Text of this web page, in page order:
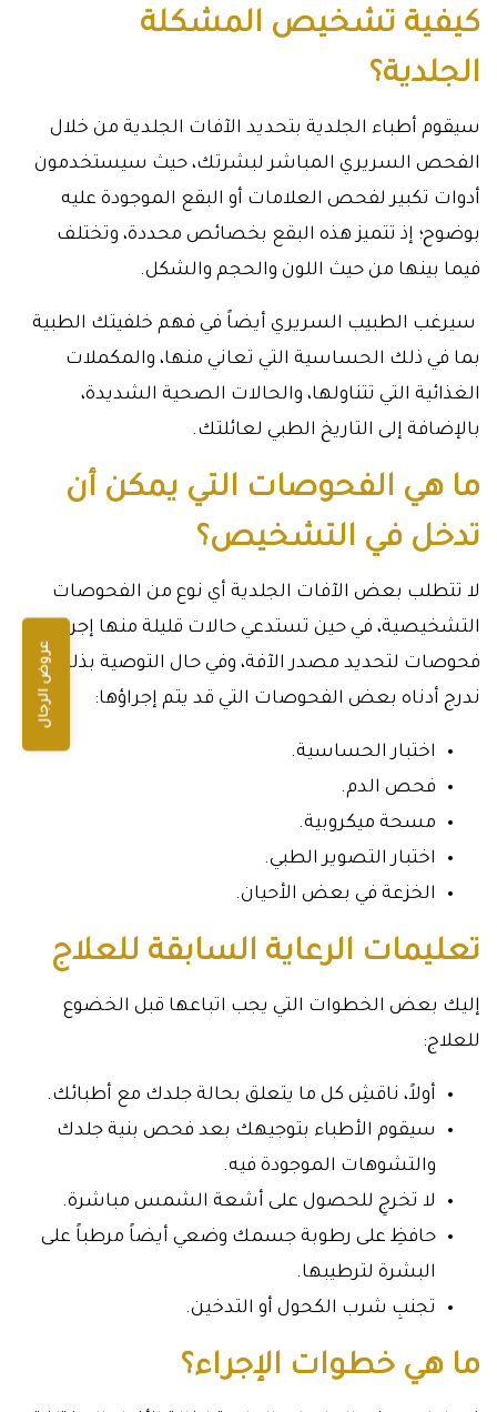
عروض الرجال
كيفية تشخيص المشكلة
الجلدية؟
سيقوم أطباء الجلدية بتحديد الآفات الجلدية من خلال
الفحص السريري المباشر لبشرتك، حيث سيستخدمون
أدوات تكبير لفحص العلامات أو البقع الموجودة عليه
بوضوح؛ إذ تتميز هذه البقع بخصائص محددة، وتختلف
فيما بينها من حيث اللون والحجم والشكل.
سيرغب الطبيب السريري أيضاً في فهم خلفيتك الطبية
بما في ذلك الحساسية التي تعاني منها، والمكملات
الغذائية التي تتناولها، والحالات الصحية الشديدة،
بالإضافة إلى التاريخ الطبي لعائلتك.
ما هي الفحوصات التي يمكن أن
تدخل في التشخيص؟
لا تتطلب بعض الآفات الجلدية أي نوع من الفحوصات
التشخيصية، في حين تستدعي حالات قليلة منها إجراء
فحوصات لتحديد مصدر الآفة، وفي حال التوصية بذلك،
ندرج أدناه بعض الفحوصات التي قد يتم إجراؤها:
اختبار الحساسية.
فحص الدم.
مسحة ميكروبية.
اختبار التصوير الطبي.
الخزعة في بعض الأحيان.
تعليمات الرعاية السابقة للعلاج
إليك بعض الخطوات التي يجب اتباعها قبل الخضوع
للعلاج:
أولاً، ناقشِ كل ما يتعلق بحالة جلدك مع أطبائك.
سيقوم الأطباء بتوجيهك بعد فحص بنية جلدك
والتشوهات الموجودة فيه.
لا تخرجِ للحصول على أشعة الشمس مباشرة.
حافظِ على رطوبة جسمك وضعي أيضاً مرطباً على
البشرة لترطيبها.
تجنبِ شرب الكحول أو التدخين.
ما هي خطوات الإجراء؟